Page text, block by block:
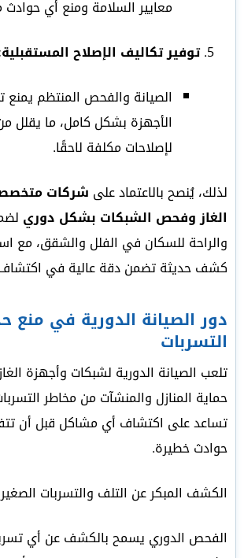
معايير السلامة ومنع أي حوادث
توفير تكاليف الإصلاح
الصيانة والفحص المنتظم يمنع
الأجهزة بشكل كامل، ما يقلل
لإصلاحات مكلفة لاحقًا.
لذلك، يُنصح بالاعتماد على شركات
الغاز وفحص الشبكات بشكل دوري
والراحة للسكان في الفلل والشقق، مع
كشف حديثة تضمن دقة عالية في
دور الصيانة الدورية في منع
التسربات
تلعب الصيانة الدورية لشبكات وأجهزة
حماية المنازل والمنشآت من مخاطر
تساعد على اكتشاف أي مشاكل قبل أن
حوادث خطيرة.
الكشف المبكر عن التلف والتسربات
الفحص الدوري يسمح بالكشف عن أي